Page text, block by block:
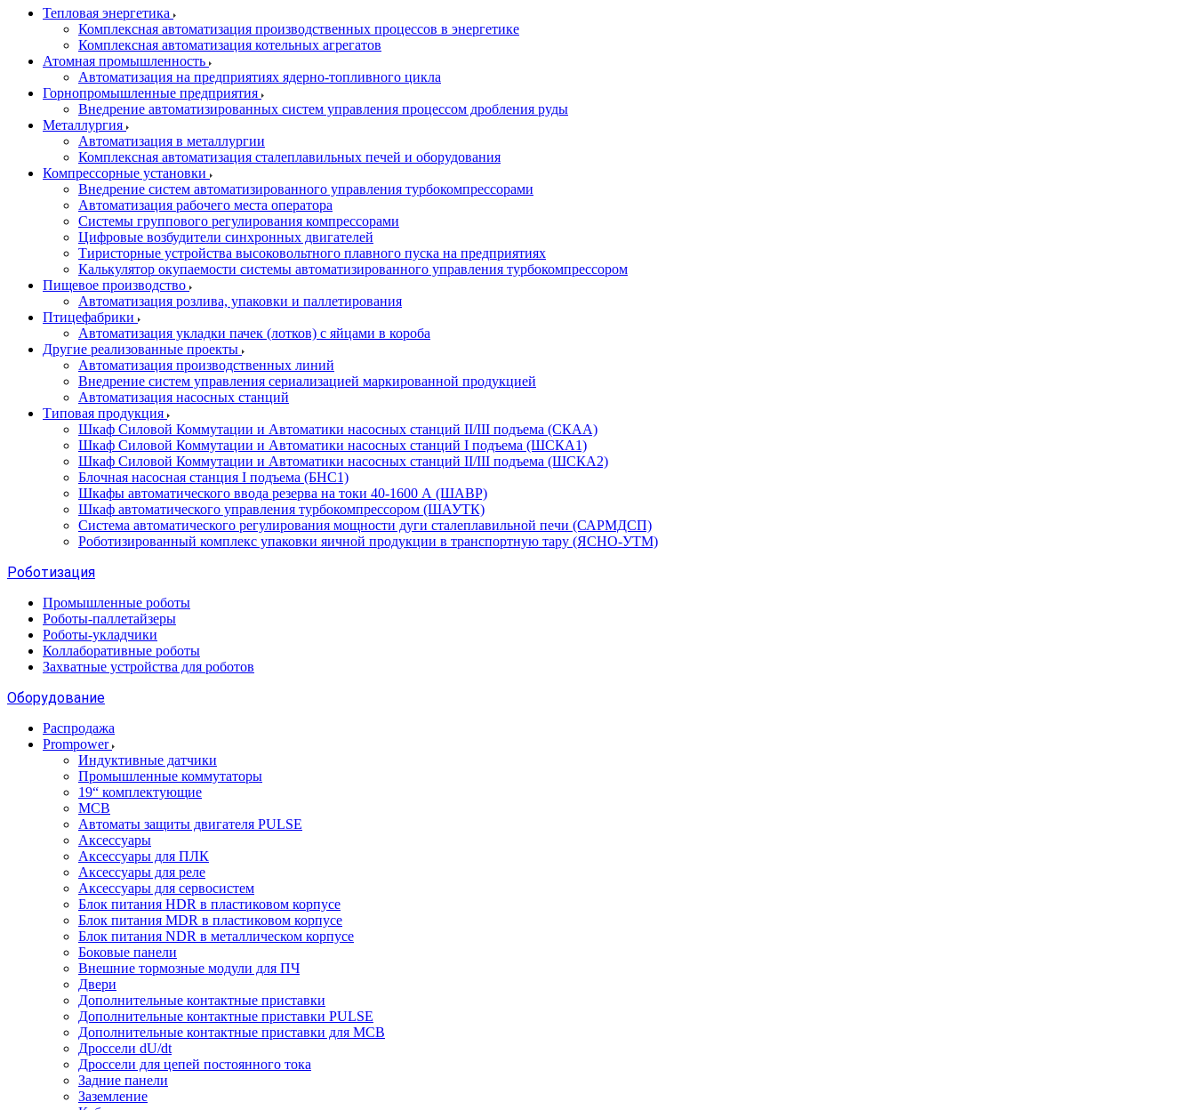
Тепловая энергетика
Комплексная автоматизация производственных процессов в энергетике
Комплексная автоматизация котельных агрегатов
Атомная промышленность
Автоматизация на предприятиях ядерно-топливного цикла
Горнопромышленные предприятия
Внедрение автоматизированных систем управления процессом дробления руды
Металлургия
Автоматизация в металлургии
Комплексная автоматизация сталеплавильных печей и оборудования
Компрессорные установки
Внедрение систем автоматизированного управления турбокомпрессорами
Автоматизация рабочего места оператора
Системы группового регулирования компрессорами
Цифровые возбудители синхронных двигателей
Тиристорные устройства высоковольтного плавного пуска на предприятиях
Калькулятор окупаемости системы автоматизированного управления турбокомпрессором
Пищевое производство
Автоматизация розлива, упаковки и паллетирования
Птицефабрики
Автоматизация укладки пачек (лотков) с яйцами в короба
Другие реализованные проекты
Автоматизация производственных линий
Внедрение систем управления сериализацией маркированной продукцией
Автоматизация насосных станций
Типовая продукция
Шкаф Силовой Коммутации и Автоматики насосных станций II/III подъема (СКАА)
Шкаф Силовой Коммутации и Автоматики насосных станций I подъема (ШСКА1)
Шкаф Силовой Коммутации и Автоматики насосных станций II/III подъема (ШСКА2)
Блочная насосная станция I подъема (БНС1)
Шкафы автоматического ввода резерва на токи 40-1600 А (ШАВР)
Шкаф автоматического управления турбокомпрессором (ШАУТК)
Система автоматического регулирования мощности дуги сталеплавильной печи (САРМДСП)
Роботизированный комплекс упаковки яичной продукции в транспортную тару (ЯСНО-УТМ)
Роботизация
Промышленные роботы
Роботы-паллетайзеры
Роботы-укладчики
Коллаборативные роботы
Захватные устройства для роботов
Оборудование
Распродажа
Prompower
Индуктивные датчики
Промышленные коммутаторы
19“ комплектующие
MCB
Автоматы защиты двигателя PULSE
Аксессуары
Аксессуары для ПЛК
Аксессуары для реле
Аксессуары для сервосистем
Блок питания HDR в пластиковом корпусе
Блок питания MDR в пластиковом корпусе
Блок питания NDR в металлическом корпусе
Боковые панели
Внешние тормозные модули для ПЧ
Двери
Дополнительные контактные приставки
Дополнительные контактные приставки PULSE
Дополнительные контактные приставки для MCB
Дроссели dU/dt
Дроссели для цепей постоянного тока
Задние панели
Заземление